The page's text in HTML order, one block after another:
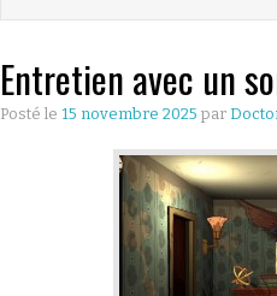
LES
PRATIQUES
BONS
LYONNAIS
Entretien avec un
Posté le 15 novembre 2025 par